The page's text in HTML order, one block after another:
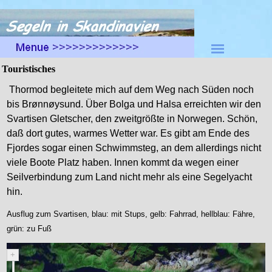
Menü überspringen
Touristisches
Thormod begleitete mich auf dem Weg nach Süden noch
bis Brønnøysund. Über Bolga und Halsa erreichten wir den
Svartisen Gletscher, den zweitgrößte in Norwegen. Schön,
daß dort gutes, warmes Wetter war. Es gibt am Ende des
Fjordes sogar einen Schwimmsteg, an dem allerdings nicht
viele Boote Platz haben. Innen kommt da wegen einer
Seilverbindung zum Land nicht mehr als eine Segelyacht
hin.
Ausflug zum Svartisen, blau: mit Stups, gelb: Fahrrad, hellblau: Fähre,
grün: zu Fuß
+